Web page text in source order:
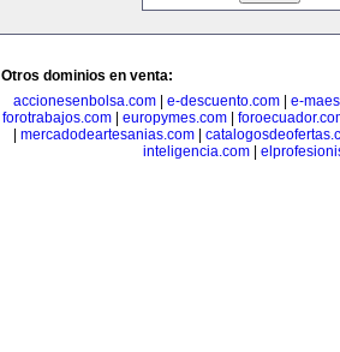
Otros dominios en venta:
accionesenbolsa.com| e-descuento.com| e-
forotrabajos.com| europymes.com|
mercadodeartesanias.com
inteligencia.com